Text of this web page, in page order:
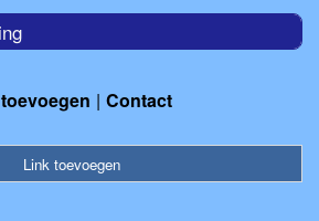
Contact
Link toevoegen